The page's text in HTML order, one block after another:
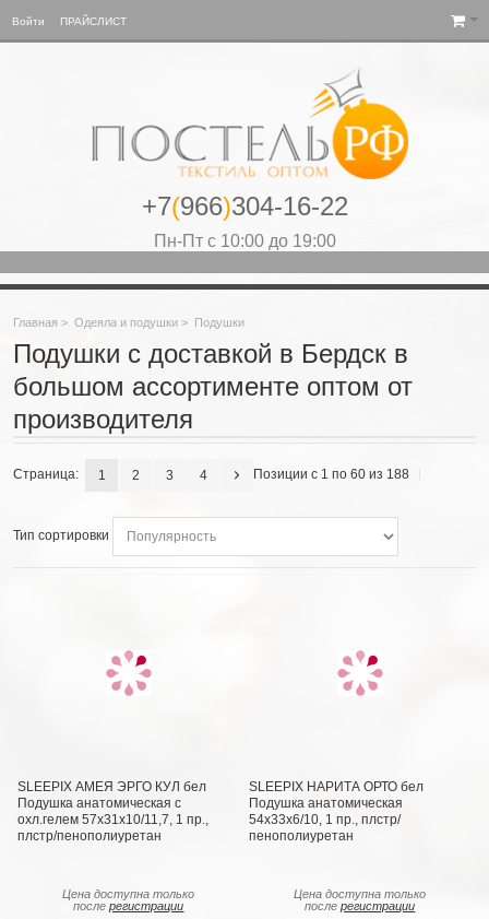
Войти ПРАЙСЛИСТ
+7(966)304-16-22
Пн-Пт с 10:00 до 19:00
Главная > Одеяла и подушки > Подушки
Подушки с доставкой в Бердск в
большом ассортименте оптом от
производителя
Позиции с 1 по 60 из 188
Страница: 1 2 3 4
Тип сортировки
SLEEPIX АМЕЯ ЭРГО КУЛ бел
Подушка анатомическая с
охл.гелем 57х31х10/11,7, 1 пр.,
плстр/пенополиуретан
Цена доступна только
послерегистрации
SLEEPIX НАРИТА ОРТО бел
Подушка анатомическая
54x33x6/10, 1 пр., плстр/
пенополиуретан
Цена доступна только
послерегистрации